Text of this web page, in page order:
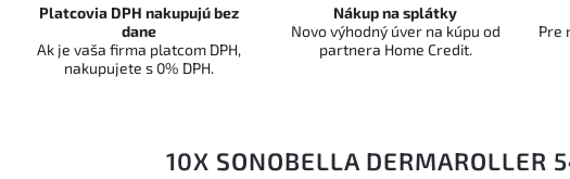
10X SONOBELLA DERMAROLLER
Platcovia DPH nakupujú bez
dane
Ak je vaša firma platcom DPH,
nakupujete s 0% DPH.
Nákup na splátky
Novo výhodný úver na kúpu od
partnera Home Credit.
Pre